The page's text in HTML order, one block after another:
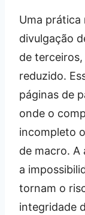
Uma prática
divulgação
de
reduzido.
páginas de
onde o
incompleto
de macro. A
a
tornam o
integridade